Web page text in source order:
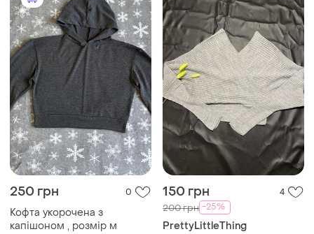
250 грн 0
Кофта укорочена з
капішоном , розмір м
150 грн 4
200 грн -25%
PrettyLittleThing